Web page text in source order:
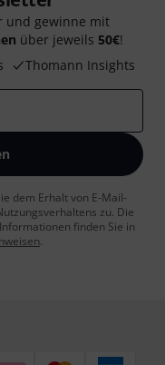
und gewinne mit
über jeweils 50€!
Thomann Insights
dem Erhalt von E-Mail-
zu. Die
finden Sie in
.